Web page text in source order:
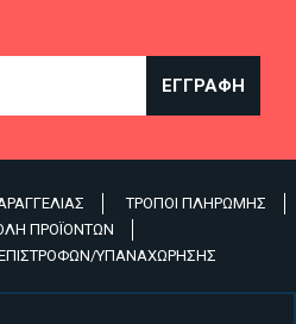
ΕΓΓΡΑΦΉ
ΤΡΌΠΟΙ ΠΛΗΡΩΜΉΣ
ΠΡΟΪΌΝΤΩΝ
ΥΠΑΝΑΧΏΡΗΣΗΣ